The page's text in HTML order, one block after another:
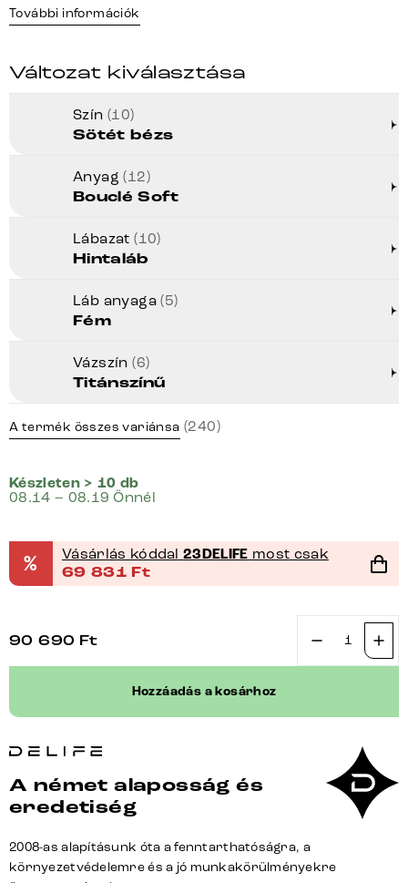
További információk
Változat kiválasztása
Szín (10)
Sötét bézs
Anyag(12)
Bouclé Soft
Lábazat(10)
Hintaláb
Láb anyaga(5)
Fém
Vázszín(6)
Titánszínű
A termék összes variánsa (240)
Készleten > 10 db
08.14 – 08.19 Önnél
% Vásárlás kóddal23DELIFE most csak
69 831 Ft
90 690 Ft
Étkezőszék
karfás
sötét
láb
titán
Hozzáadás a kosárhoz
A német alaposság és
eredetiség
2008-as alapításunk óta a fenntarthatóságra, a
környezetvédelemre és a jó munkakörülményekre